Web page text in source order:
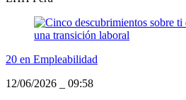
20 en Empleabilidad
12/06/2026
09:58